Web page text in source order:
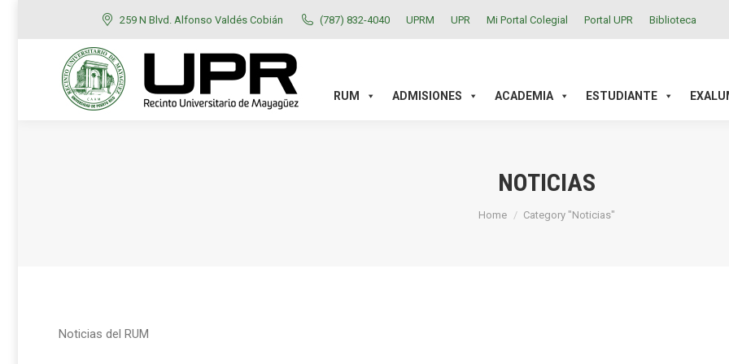
259 N Blvd. Alfonso Valdés Cobián (787) 832-4040 UPRM UPR Mi Portal Colegial Portal UPR Biblioteca
RUM ADMISIONES ACADEMIA ESTUDIANTE
NOTICIAS
You are here:
Home Category "Noticias"
Noticias del RUM
RUM ADMISIONES